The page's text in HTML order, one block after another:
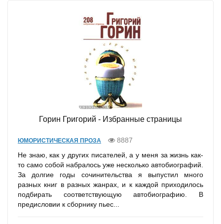
Горин Григорий - Избранные страницы
ЮМОРИСТИЧЕСКАЯ ПРОЗА
8887
Не знаю, как у других писателей, а у меня за жизнь как-
то само собой набралось уже несколько автобиографий.
За долгие годы сочинительства я выпустил много
разных книг в разных жанрах, и к каждой приходилось
подбирать соответствующую автобиографию. В
предисловии к сборнику пьес...